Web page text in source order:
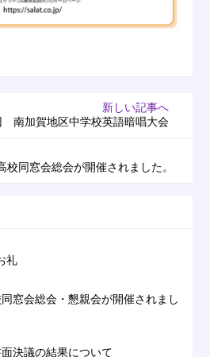
新しい記事へ
南加賀地区中学校英語暗唱大会
同窓会総会が開催されました。
礼
窓会総会・懇親会が開催されまし
決議の結果について